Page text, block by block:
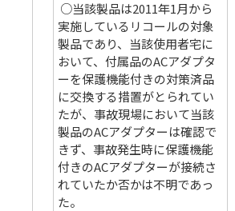
実施しているリコールの対象
製品であり、当該使用者宅に
おいて、付属品のACアダプタ
ーを保護機能付きの対策済品
に交換する措置がとられてい
たが、事故現場において当該
製品のACアダプターは確認で
きず、事故発生時に保護機能
付きのACアダプターが接続さ
れていたか否かは不明であっ
た。